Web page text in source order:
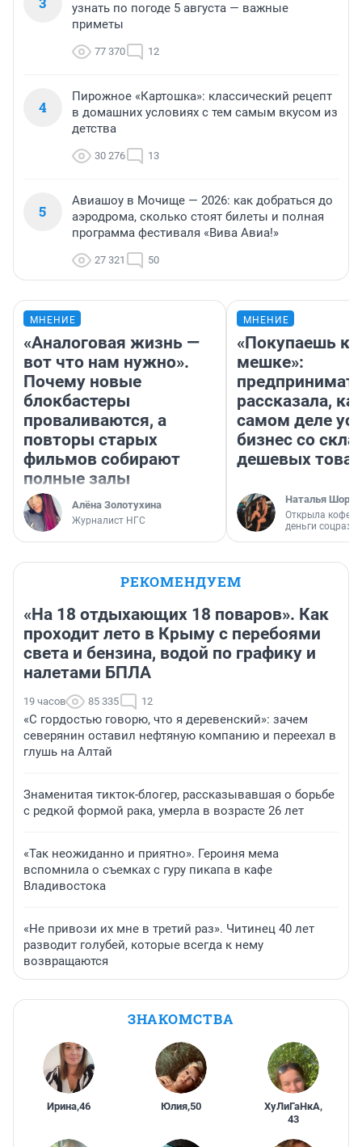
узнать по погоде 5 августа — важные
приметы
77 370 12
4
Пирожное «Картошка»: классический рецепт
в домашних условиях с тем самым вкусом из
детства
30 276 13
5
Авиашоу в Мочище — 2026: как добраться до
аэродрома, сколько стоят билеты и полная
программа фестиваля «Вива Авиа!»
27 321 50
МНЕНИЕ
«Аналоговая жизнь —
вот что нам нужно».
Почему новые
блокбастеры
проваливаются, а
повторы старых
фильмов собирают
полные залы
Алёна Золотухина
Журналист НГС
МНЕНИЕ
«Покупаешь
мешке»:
рассказала,
самом деле
бизнес со
дешевых
Наталья
Открыла
деньги
РЕКОМЕНДУЕМ
«На 18 отдыхающих 18 поваров». Как
проходит лето в Крыму с перебоями
света и бензина, водой по графику и
налетами БПЛА
19 часов 85 335 12
«С гордостью говорю, что я деревенский»: зачем
северянин оставил нефтяную компанию и переехал в
глушь на Алтай
Знаменитая тикток-блогер, рассказывавшая о борьбе
с редкой формой рака, умерла в возрасте 26 лет
«Так неожиданно и приятно». Героиня мема
вспомнила о съемках с гуру пикапа в кафе
Владивостока
«Не привози их мне в третий раз». Читинец 40 лет
разводит голубей, которые всегда к нему
возвращаются
ЗНАКОМСТВА
Ирина,46 Юлия,50 ХуЛиГаНкА,
43